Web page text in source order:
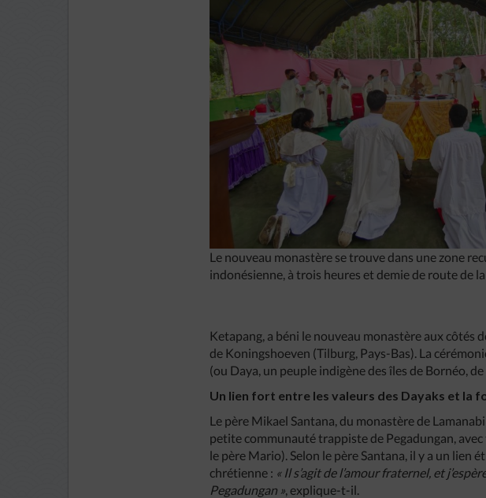
Le nouveau monastère se trouve dans une zone
indonésienne, à trois heures et demie de route de
Ketapang, a béni le nouveau monastère aux
de Koningshoeven (Tilburg, Pays-Bas). La
(ou Daya, un peuple indigène des îles de Bornéo,
Un lien fort entre les valeurs des Dayaks et la
Le père Mikael Santana, du monastère de
petite communauté trappiste de Pegadungan,
le père Mario). Selon le père Santana, il y a un lien
chrétienne : « Il s’agit de l’amour fraternel, et
Pegadungan », explique-t-il.